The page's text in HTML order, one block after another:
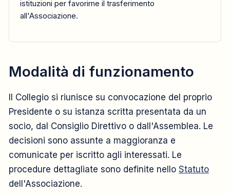
istituzioni per favorirne il trasferimento
all'Associazione.
Modalità di funzionamento
Il Collegio si riunisce su convocazione del proprio
Presidente o su istanza scritta presentata da un
socio, dal Consiglio Direttivo o dall'Assemblea. Le
decisioni sono assunte a maggioranza e
comunicate per iscritto agli interessati. Le
procedure dettagliate sono definite nello Statuto
dell'Associazione.